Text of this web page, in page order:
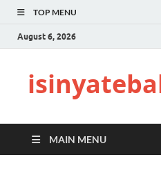
TOP MENU
August 6, 2026
MAIN MENU